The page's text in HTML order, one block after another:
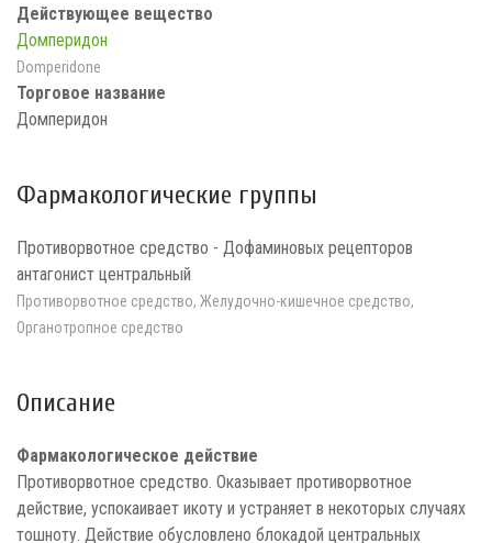
Действующее вещество
Домперидон
Domperidone
Торговое название
Домперидон
Фармакологические группы
Противорвотное средство - Дофаминовых рецепторов
антагонист центральный
Противорвотное средство, Желудочно-кишечное средство,
Органотропное средство
Описание
Фармакологическое действие
Противорвотное средство. Оказывает противорвотное
действие, успокаивает икоту и устраняет в некоторых случаях
тошноту. Действие обусловлено блокадой центральных